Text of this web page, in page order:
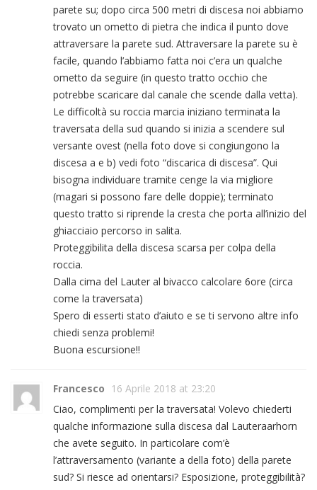
parete su; dopo circa 500 metri di discesa noi abbiamo
trovato un ometto di pietra che indica il punto dove
attraversare la parete sud. Attraversare la parete su è
facile, quando l’abbiamo fatta noi c’era un qualche
ometto da seguire (in questo tratto occhio che
potrebbe scaricare dal canale che scende dalla vetta).
Le difficoltà su roccia marcia iniziano terminata la
traversata della sud quando si inizia a scendere sul
versante ovest (nella foto dove si congiungono la
discesa a e b) vedi foto “discarica di discesa”. Qui
bisogna individuare tramite cenge la via migliore
(magari si possono fare delle doppie); terminato
questo tratto si riprende la cresta che porta all’inizio del
ghiacciaio percorso in salita.
Proteggibilita della discesa scarsa per colpa della
roccia.
Dalla cima del Lauter al bivacco calcolare 6ore (circa
come la traversata)
Spero di esserti stato d’aiuto e se ti servono altre info
chiedi senza problemi!
Buona escursione!!
Francesco 16 Aprile 2018 at 23:20
Ciao, complimenti per la traversata! Volevo chiederti
qualche informazione sulla discesa dal Lauteraarhorn
che avete seguito. In particolare com’è
l’attraversamento (variante a della foto) della parete
sud? Si riesce ad orientarsi? Esposizione, proteggibilità?